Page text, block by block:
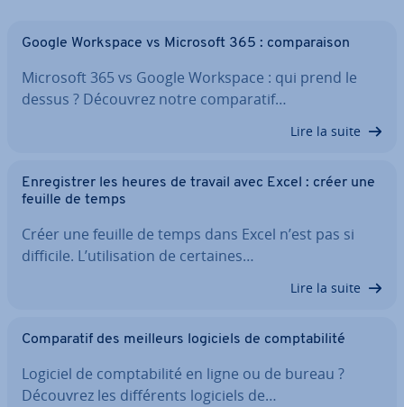
Google Workspace vs Microsoft 365 : com­pa­rai­son
Microsoft 365 vs Google Workspace : qui prend le
dessus ? Découvrez notre com­pa­ra­tif…
Lire la suite
En­re­gis­trer les heures de travail avec Excel : créer une
feuille de temps
Créer une feuille de temps dans Excel n’est pas si
difficile. L’uti­li­sa­tion de certaines…
Lire la suite
Com­pa­ra­tif des meilleurs logiciels de comp­ta­bi­lité
Logiciel de comp­ta­bi­lité en ligne ou de bureau ?
Découvrez les dif­fé­rents logiciels de…